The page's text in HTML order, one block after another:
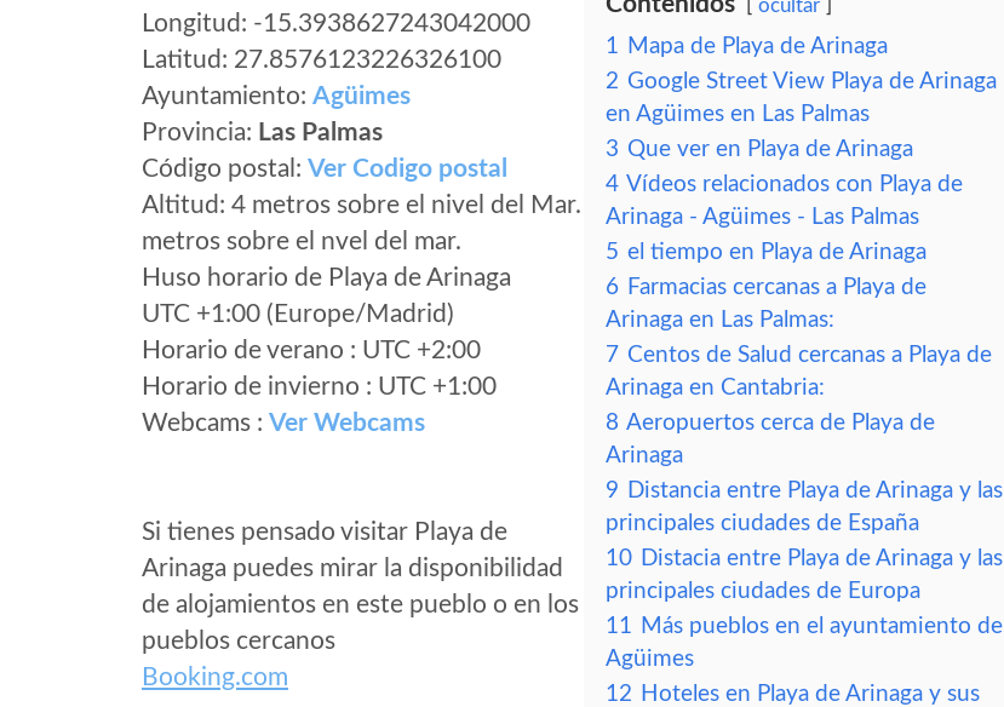
Longitud: -15.3938627243042000
Latitud: 27.8576123226326100
Ayuntamiento: Agüimes
Provincia: Las Palmas
Código postal: Ver Codigo postal
Altitud: 4 metros sobre el nivel del Mar.
metros sobre el nvel del mar.
Huso horario de Playa de Arinaga
UTC +1:00 (Europe/Madrid)
Horario de verano : UTC +2:00
Horario de invierno : UTC +1:00
Webcams : Ver Webcams
Si tienes pensado visitar Playa de
Arinaga puedes mirar la disponibilidad
de alojamientos en este pueblo o en los
pueblos cercanos
Booking.com
ocultar
1 Mapa de Playa de Arinaga
2 Google Street View Playa de Arinaga
en Agüimes en Las Palmas
3 Que ver en Playa de Arinaga
4 Vídeos relacionados con Playa de
Arinaga - Agüimes - Las Palmas
5 el tiempo en Playa de Arinaga
6 Farmacias cercanas a Playa de
Arinaga en Las Palmas:
7 Centos de Salud cercanas a Playa de
Arinaga en Cantabria:
8 Aeropuertos cerca de Playa de
Arinaga
9 Distancia entre Playa de Arinaga y las
principales ciudades de España
10 Distacia entre Playa de Arinaga y las
principales ciudades de Europa
11 Más pueblos en el ayuntamiento de
Agüimes
12 Hoteles en Playa de Arinaga y sus